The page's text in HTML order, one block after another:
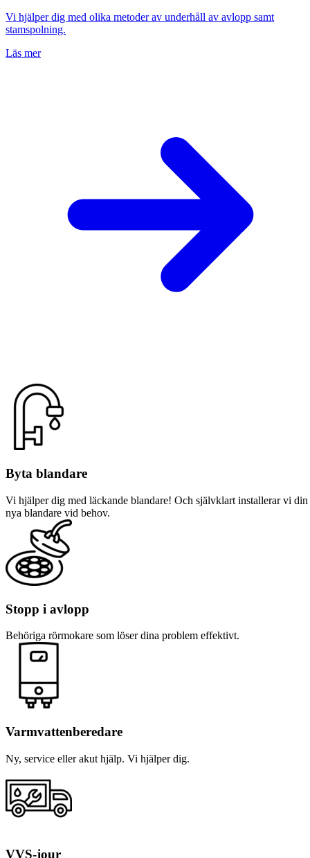
Vi hjälper dig med olika metoder av underhåll av avlopp samt
stamspolning.
Läs mer
Byta blandare
Vi hjälper dig med läckande blandare! Och självklart installerar vi din
nya blandare vid behov.
Stopp i avlopp
Behöriga rörmokare som löser dina problem effektivt.
Varmvattenberedare
Ny, service eller akut hjälp. Vi hjälper dig.
VVS-jour